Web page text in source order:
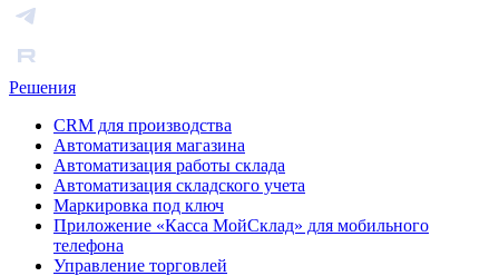
Решения
CRM для производства
Автоматизация магазина
Автоматизация работы склада
Автоматизация складского учета
Маркировка под ключ
Приложение «Касса МойСклад» для мобильного
телефона
Управление торговлей